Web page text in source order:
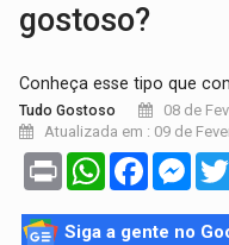
gostoso?
Conheça esse tipo que
Tudo Gostoso
08 de
Atualizada em : 09 de
Print WhatsAppFacebook
Siga a gente no